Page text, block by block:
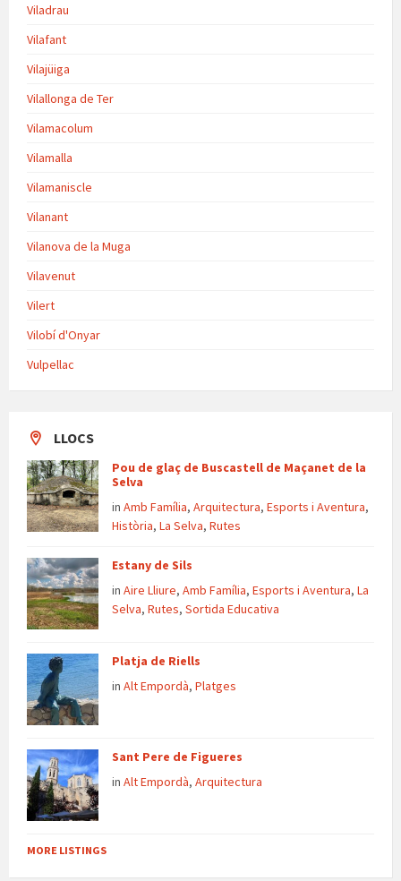
Viladrau
Vilafant
Vilajüiga
Vilallonga de Ter
Vilamacolum
Vilamalla
Vilamaniscle
Vilanant
Vilanova de la Muga
Vilavenut
Vilert
Vilobí d'Onyar
Vulpellac
LLOCS
Pou de glaç de Buscastell de Maçanet de la
Selva
in Amb Família, Arquitectura, Esports i Aventura,
Història, La Selva, Rutes
Estany de Sils
in Aire Lliure, Amb Família, Esports i Aventura, La
Selva, Rutes, Sortida Educativa
Platja de Riells
in Alt Empordà, Platges
Sant Pere de Figueres
in Alt Empordà, Arquitectura
MORE LISTINGS